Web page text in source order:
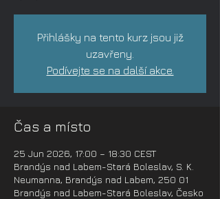
Přihlášky na tento kurz jsou již
uzavřeny.
Podívejte se na další akce.
Čas a místo
25 Jun 2026, 17:00 – 18:30 CEST
Brandýs nad Labem-Stará Boleslav, S. K.
Neumanna, Brandýs nad Labem, 250 01
Brandýs nad Labem-Stará Boleslav, Česko